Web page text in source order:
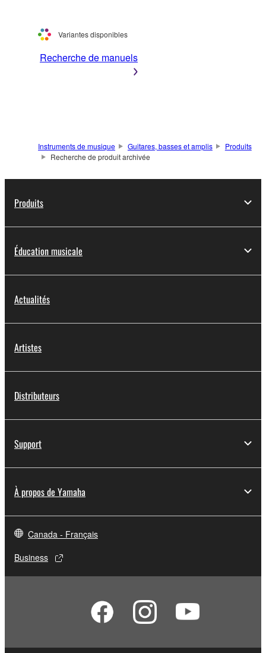
Variantes disponibles
Recherche de manuels
Instruments de musique Guitares, basses et amplis
Produits
Recherche de produit archivée
Produits
Éducation musicale
Actualités
Artistes
Distributeurs
Support
À propos de Yamaha
Canada - Français
Business